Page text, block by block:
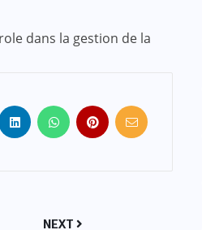
dans la gestion de la
NEXT